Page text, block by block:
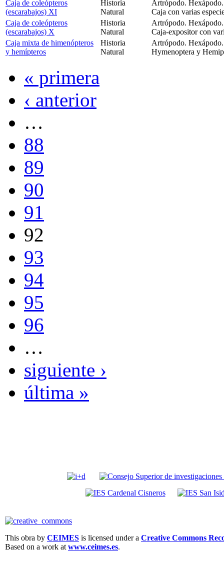
Caja de coleópteros
(escarabajos) XI
Historia
Natural
Artrópodo.
Caja con varias
Caja de coleópteros
(escarabajos) X
Historia
Natural
Artrópodo.
Caja-expositor con
Caja mixta de himenópteros
y hemípteros
Historia
Natural
Artrópodo.
Hymenoptera y
« primera
‹ anterior
…
88
89
90
91
92
93
94
95
96
…
siguiente ›
última »
This obra by CEIMES is licensed under a Creative Commons
Based on a work at www.ceimes.es.